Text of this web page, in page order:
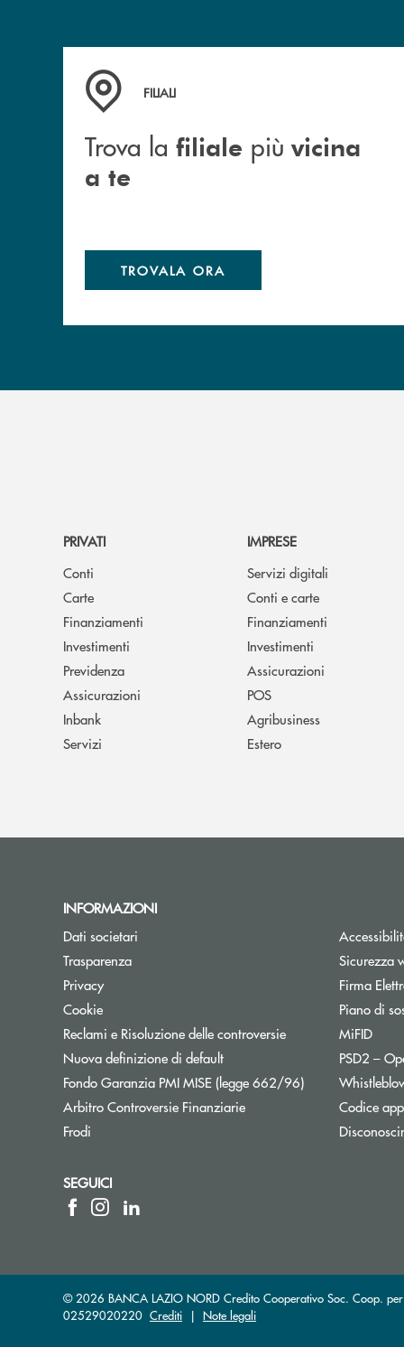
Trova la filiale più vicina a te
FILIALI
Trova la filiale più vicina
a te
TROVALA ORA
PRIVATI
Conti
Carte
Finanziamenti
Investimenti
Previdenza
Assicurazioni
Inbank
Servizi
IMPRESE
Servizi digitali
Conti e carte
Finanziamenti
Investimenti
Assicurazioni
POS
Agribusiness
Estero
INFORMAZIONI
Dati societari
Trasparenza
Privacy
Cookie
Reclami e Risoluzione delle controversie
Nuova definizione di default
Fondo Garanzia PMI MISE (legge 662/96)Apre una nuova
Arbitro Controversie FinanziarieApre una nuova finestra
Frodi
Sicurezza
Firma
Piano di
MiFID
PSD2 –
Codice
SEGUICI
© 2026 BANCA LAZIO NORD Credito Cooperativo Soc. Coop.
02529020220 Crediti | Note legali